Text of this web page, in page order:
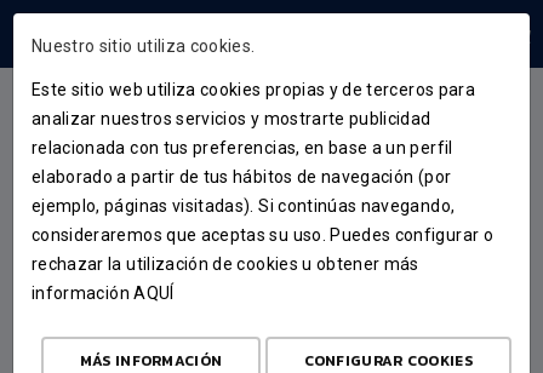
CRÓNICA
VITORIA DE DESFIBRILADOR
PARA O MONBUS OBRADOIRO
Nuestro sitio utiliza cookies.
Este sitio web utiliza cookies propias y de terceros para
analizar nuestros servicios y mostrarte publicidad
relacionada con tus preferencias, en base a un perfil
elaborado a partir de tus hábitos de navegación (por
ejemplo, páginas visitadas). Si continúas navegando,
consideraremos que aceptas su uso. Puedes configurar o
rechazar la utilización de cookies u obtener más
informaciónAQUÍ
MÁS INFORMACIÓN CONFIGURAR COOKIES